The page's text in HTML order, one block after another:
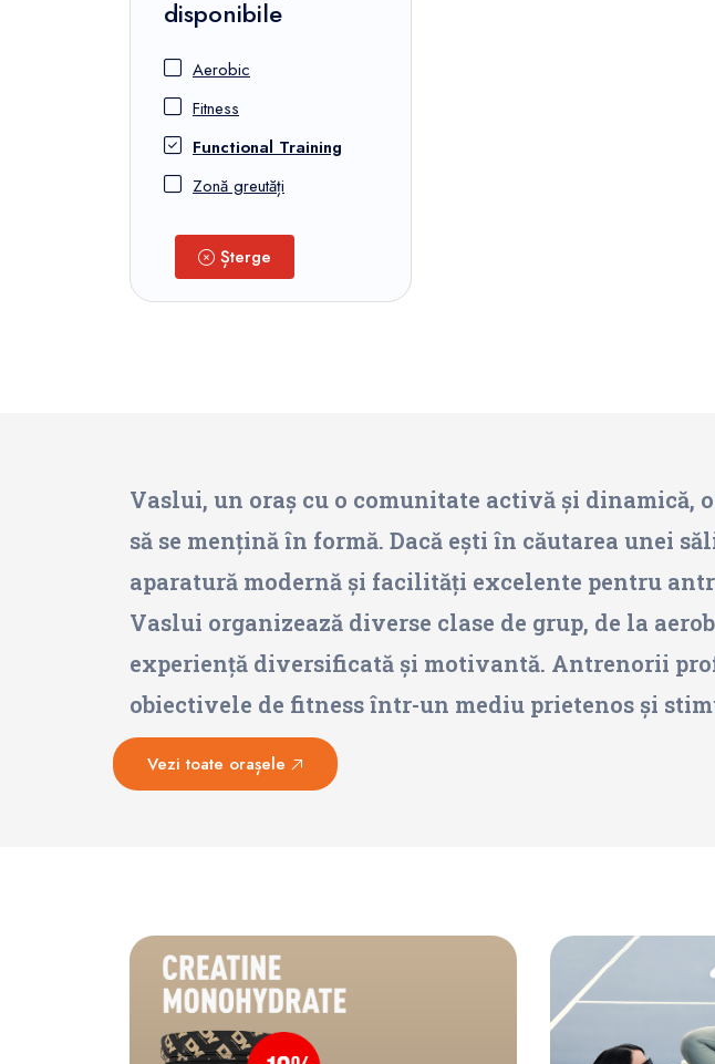
disponibile
Aerobic
Fitness
Functional Training
Zonă greutăți
Șterge
Vaslui, un oraș cu o comunitate activă și dinamică,
să se mențină în formă. Dacă ești în căutarea unei
aparatură modernă și facilități excelente pentru
Vaslui organizează diverse clase de grup, de la
experiență diversificată și motivantă. Antrenorii
obiectivele de fitness într-un mediu prietenos și
Vezi toate orașele